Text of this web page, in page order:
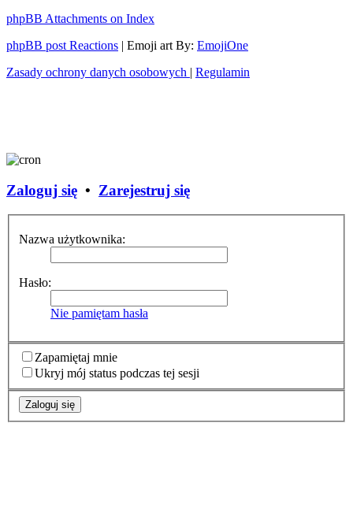
phpBB Attachments on Index
phpBB post Reactions | Emoji art By: EmojiOne
Zasady ochrony danych osobowych | Regulamin
Zaloguj się • Zarejestruj się
Nazwa użytkownika:
Hasło:
Nie pamiętam hasła
Zapamiętaj mnie
Ukryj mój status podczas tej sesji